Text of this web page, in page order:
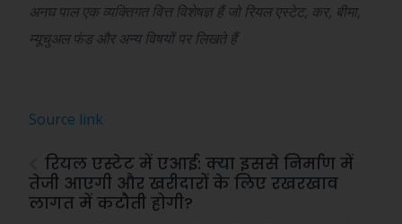
अनघ पाल एक व्यक्तिगत वित्त विशेषज्ञ हैं जो रियल एस्टेट, कर, बीमा,
म्यूचुअल फंड और अन्य विषयों पर लिखते हैं
Source link
रियल एस्टेट में एआई: क्या इससे निर्माण में
तेजी आएगी और खरीदारों के लिए रखरखाव
लागत में कटौती होगी?